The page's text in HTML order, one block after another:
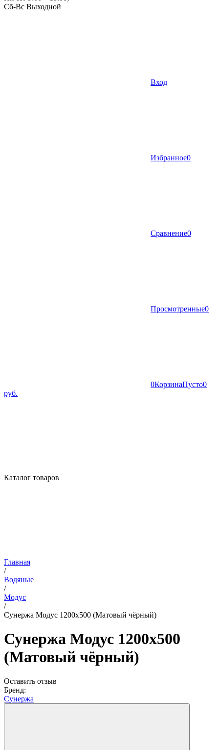
Сб-Вс Выходной
Вход
Избранное0
Сравнение0
Просмотренные0
0КорзинаПусто0
руб.
Каталог товаров
Главная
/
Водяные
/
Модус
/
Сунержа Модус 1200х500 (Матовый чёрный)
Сунержа Модус 1200х500
(Матовый чёрный)
Оставить отзыв
Бренд:
Сунержа